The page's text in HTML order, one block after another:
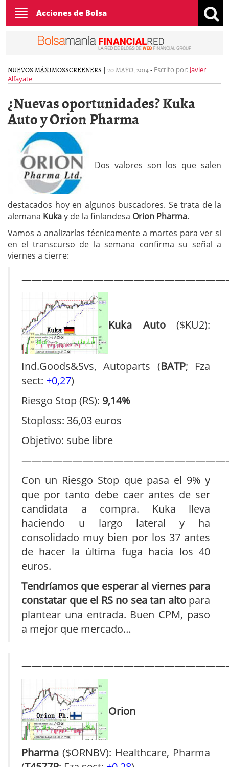
Toggle
navigation
Acciones de Bolsa
NUEVOS MÁXIMOSSCREENERS | 20 MAYO, 2014- Escrito por: Javier
Alfayate
¿Nuevas oportunidades? Kuka
Auto y Orion Pharma
Dos valores son los que salen
destacados hoy en algunos buscadores. Se trata de la
alemana Kukay de la finlandesa Orion Pharma.
Vamos a analizarlas técnicamente a martes para ver si
en el transcurso de la semana confirma su señal a
viernes a cierre:
Kuka Auto($KU2):
Ind.Goods&Svs, Autoparts (BATP; Fza
sect: +0,27)
Riesgo Stop (RS): 9,14%
Stoploss: 36,03 euros
Objetivo: sube libre
Con un Riesgo Stop que pasa el 9% y
que por tanto debe caer antes de ser
candidata a compra. Kuka lleva
haciendo u largo lateral y ha
consolidado muy bien por los 37 antes
de hacer la última fuga hacia los 40
euros.
Tendríamos que esperar al viernes para
constatar que el RS no sea tan altopara
plantear una entrada. Buen CPM, paso
a mejor que mercado…
Orion
Pharma ($ORNBV): Healthcare, Pharma